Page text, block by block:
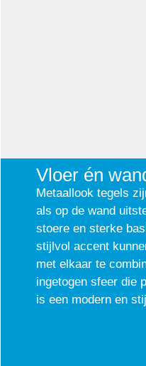
Vloer én
Metaallook tegels
als op de wand
stoere en sterke
stijlvol accent
met elkaar te
ingetogen sfeer die
is een modern en